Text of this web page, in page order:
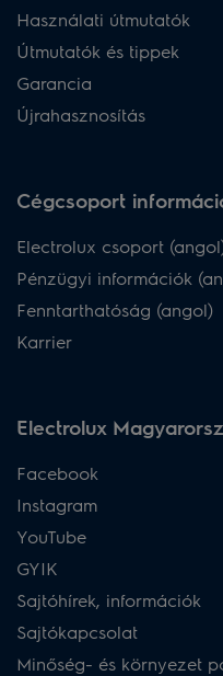
Használati útmutatók
Útmutatók és tippek
Garancia
Újrahasznosítás
Cégcsoport
Electrolux csoport
Pénzügyi információk
Fenntarthatóság (angol)
Karrier
Electrolux
Facebook
Instagram
YouTube
GYIK
Sajtóhírek, információk
Sajtókapcsolat
Minőség- és környezet